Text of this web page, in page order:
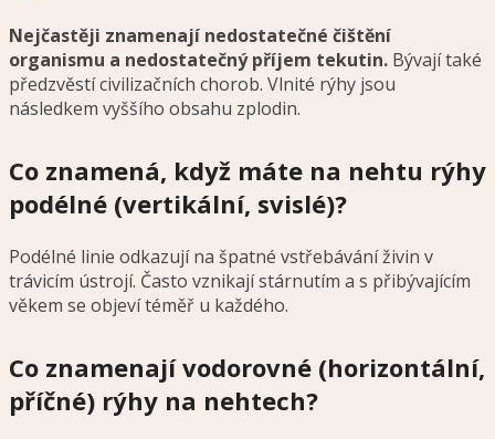
Nejčastěji znamenají nedostatečné čištění
organismu a nedostatečný příjem tekutin. Bývají také
předzvěstí civilizačních chorob. Vlnité rýhy jsou
následkem vyššího obsahu zplodin.
Co znamená, když máte na nehtu rýhy
podélné (vertikální, svislé)?
Podélné linie odkazují na špatné vstřebávání živin v
trávicím ústrojí. Často vznikají stárnutím a s přibývajícím
věkem se objeví téměř u každého.
Co znamenají vodorovné (horizontální,
příčné) rýhy na nehtech?